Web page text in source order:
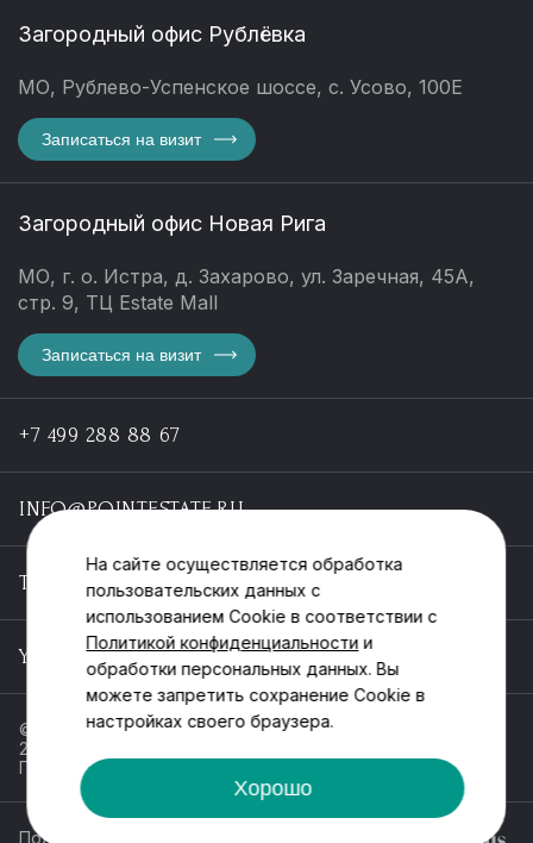
Загородный офис Рублёвка
МО, Рублево-Успенское шоссе, с. Усово, 100Е
Записаться на визит
Загородный офис Новая Рига
МО, г. о. Истра, д. Захарово, ул. Заречная, 45А,
стр. 9, ТЦ Estate Mall
Записаться на визит
+7 499 288 88 67
INFO@POINTESTATE.RU
TELEGRAM
YOUTUBE
© ООО «Пойнт эстейт», ИНН 55546464612,
2013-2025
Политика обработки персональных данных
Политика конфиденциальности
На сайте осуществляется обработка
пользовательских данных с
использованием Cookie в соответствии с
Политикой конфиденциальности и
обработки персональных данных. Вы
можете запретить сохранение Cookie в
настройках своего браузера.
Хорошо